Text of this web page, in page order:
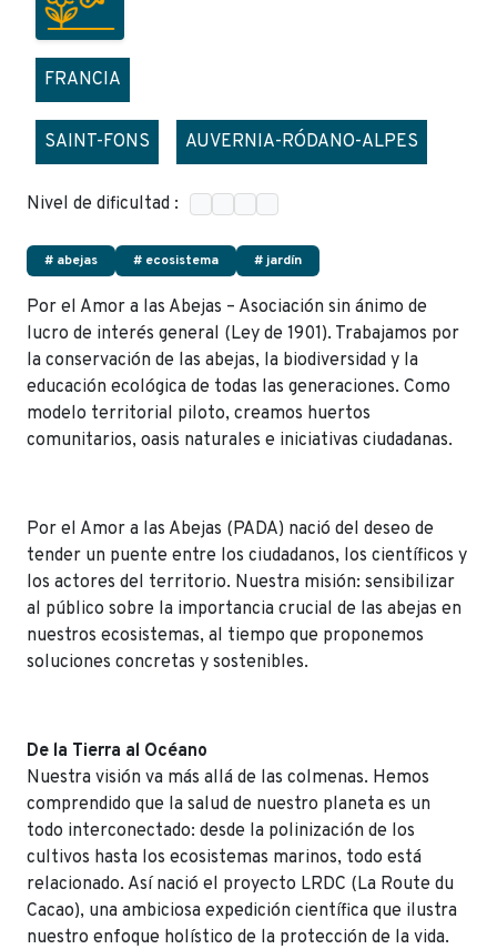
FRANCIA
SAINT-FONS AUVERNIA-RÓDANO-ALPES
Nivel de dificultad :
# abejas # ecosistema # jardín
Por el Amor a las Abejas – Asociación sin ánimo de
lucro de interés general (Ley de 1901). Trabajamos por
la conservación de las abejas, la biodiversidad y la
educación ecológica de todas las generaciones. Como
modelo territorial piloto, creamos huertos
comunitarios, oasis naturales e iniciativas ciudadanas.
Por el Amor a las Abejas (PADA) nació del deseo de
tender un puente entre los ciudadanos, los científicos y
los actores del territorio. Nuestra misión: sensibilizar
al público sobre la importancia crucial de las abejas en
nuestros ecosistemas, al tiempo que proponemos
soluciones concretas y sostenibles.
De la Tierra al Océano
Nuestra visión va más allá de las colmenas. Hemos
comprendido que la salud de nuestro planeta es un
todo interconectado: desde la polinización de los
cultivos hasta los ecosistemas marinos, todo está
relacionado. Así nació el proyecto LRDC (La Route du
Cacao), una ambiciosa expedición científica que ilustra
nuestro enfoque holístico de la protección de la vida.